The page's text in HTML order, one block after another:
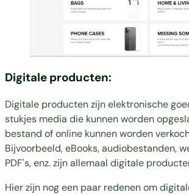
Digitale producten:
Digitale producten zijn elektronische
stukjes media die kunnen worden
bestand of online kunnen worden
Bijvoorbeeld, eBooks, audiobestanden,
PDF's, enz. zijn allemaal digitale
Hier zijn nog een paar redenen om